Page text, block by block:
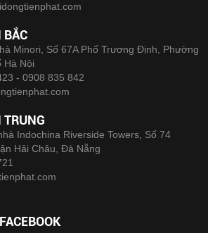
BẮC
Minori, Số 67A Phố Trương Định, Phường
Hà Nội
- 0908 835 842
Indochina Riverside Towers, Số 74
Hải Châu, Đà Nẵng